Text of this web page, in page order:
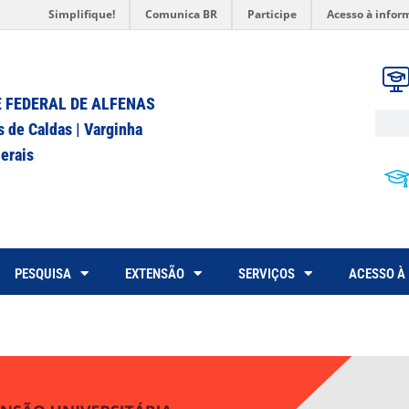
Simplifique! Comunica BR Participe Acesso à
FEDERAL DE ALFENAS
de Caldas | Varginha
PESQUISA EXTENSÃO SERVIÇOS ACESSO